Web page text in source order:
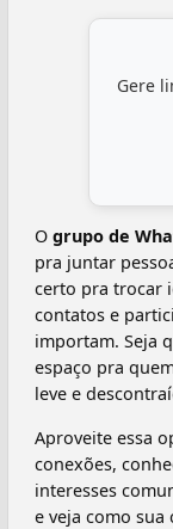
Gere
O grupo de
pra juntar
certo pra trocar
contatos e
importam. Seja
espaço pra
leve e
Aproveite essa
conexões,
interesses
e veja como